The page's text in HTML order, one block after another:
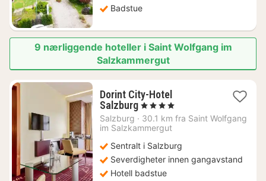
Badstue
9 nærliggende hoteller i Saint Wolfgang im
Salzkammergut
Dorint City-Hotel
Salzburg1
natt
fra
1181
kr.
, 4 Stjerner
Salzburg · 30.1 km fra Saint Wolfgang
im Salzkammergut
Sentralt i Salzburg
Severdigheter innen gangavstand
Hotell badstue